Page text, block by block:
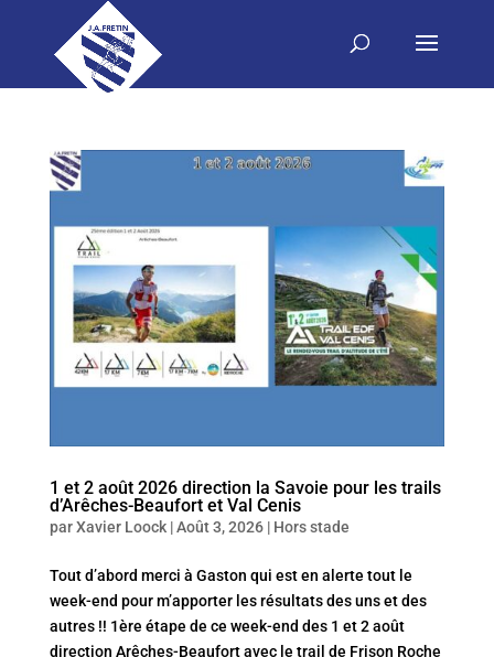
1 et 2 août 2026 direction la Savoie pour les trails
d’Arêches-Beaufort et Val Cenis
parXavier Loock|Août 3, 2026| Hors stade
Tout d’abord merci à Gaston qui est en alerte tout le
week-end pour m’apporter les résultats des uns et des
autres !! 1ère étape de ce week-end des 1 et 2 août
direction Arêches-Beaufort avec le trail de Frison Roche